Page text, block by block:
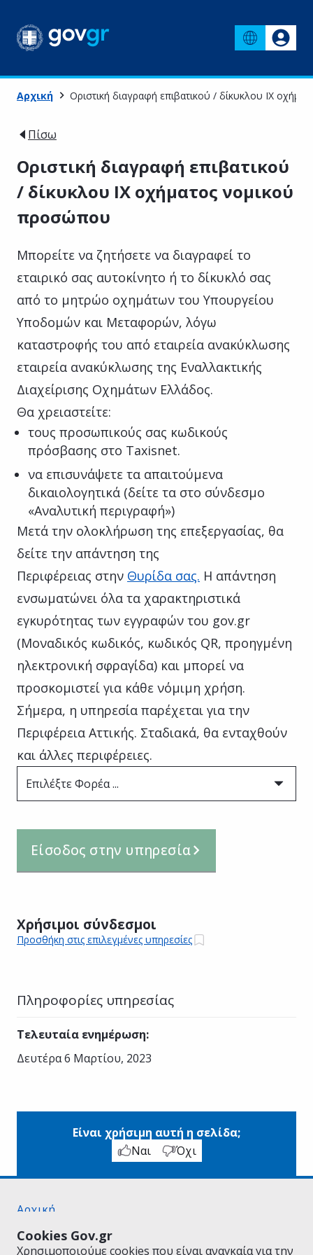
Cookies Gov.gr
Χρησιμοποιούμε cookies που είναι αναγκαία για την
Αρχική Οριστική διαγραφή επιβατικού / δίκυκλου ΙΧ
Πίσω
Οριστική διαγραφή επιβατικού
/ δίκυκλου ΙΧ οχήματος νομικού
προσώπου
Μπορείτε να ζητήσετε να διαγραφεί το
εταιρικό σας αυτοκίνητο ή το δίκυκλό σας
από το μητρώο οχημάτων του Υπουργείου
Υποδομών και Μεταφορών, λόγω
καταστροφής του από εταιρεία ανακύκλωσης
εταιρεία ανακύκλωσης της Εναλλακτικής
Διαχείρισης Οχημάτων Ελλάδος.
Θα χρειαστείτε:
τους προσωπικούς σας κωδικούς
πρόσβασης στο Taxisnet.
να επισυνάψετε τα απαιτούμενα
δικαιολογητικά (δείτε τα στο σύνδεσμο
«Αναλυτική περιγραφή»)
Μετά την ολοκλήρωση της επεξεργασίας, θα
δείτε την απάντηση της
Περιφέρειας στην Θυρίδα σας. Η απάντηση
ενσωματώνει όλα τα χαρακτηριστικά
εγκυρότητας των εγγραφών του gov.gr
(Μοναδικός κωδικός, κωδικός QR, προηγμένη
ηλεκτρονική σφραγίδα) και μπορεί να
προσκομιστεί για κάθε νόμιμη χρήση.
Σήμερα, η υπηρεσία παρέχεται για την
Περιφέρεια Αττικής. Σταδιακά, θα ενταχθούν
και άλλες περιφέρειες.
Επιλέξτε Φορέα ...
Είσοδος στην υπηρεσία
Χρήσιμοι σύνδεσμοι
Προσθήκη στις επιλεγμένες υπηρεσίες
Πληροφορίες υπηρεσίας
Τελευταία ενημέρωση:
Δευτέρα 6 Μαρτίου, 2023
Είναι χρήσιμη αυτή η σελίδα;
Ναι
Όχι
Αρχική
Όροι Χρήσης